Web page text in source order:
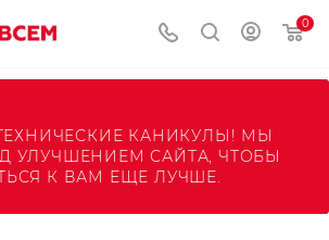
0
КАНИКУЛЫ! МЫ
УЛУЧШЕНИЕМ САЙТА, ЧТОБЫ
К ВАМ ЕЩЕ ЛУЧШЕ.